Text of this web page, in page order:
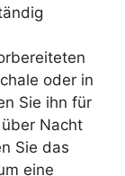
oder in
Sie ihn für
Nacht
Sie das
eine